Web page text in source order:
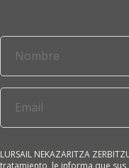
LURSAIL NEKAZARITZA
tratamiento, le informa que